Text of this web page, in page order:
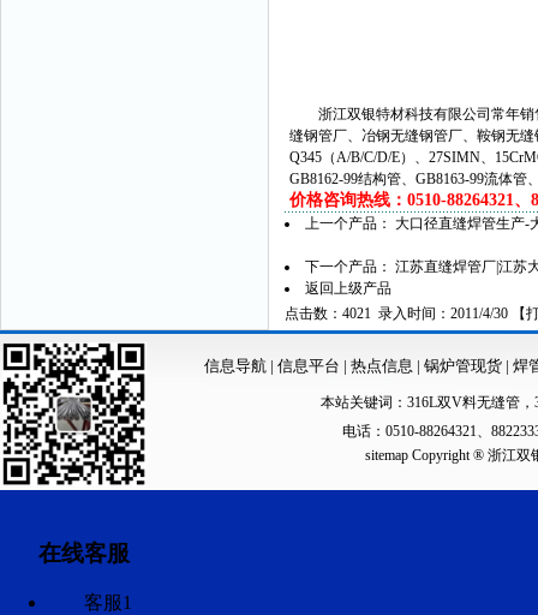
浙江双银特材科技有限公司常年销
缝钢管厂、冶钢无缝钢管厂、鞍钢无
Q345（A/B/C/D/E）、27SIMN、
GB8162-99结构管、GB8163-99流体
价格咨询热线：0510-88264321、
上一个产品： 大口径直缝焊管生产-
下一个产品： 江苏直缝焊管厂|江苏
返回上级产品
点击数：4021 录入时间：2011/4/30 【
信息导航| 信息平台 | 热点信息 | 锅炉管现货 | 焊
本站关键词： 316L双V料无缝管 ，
电话：0510-88264321、
sitemapCopyright ® 浙江双
在线客服
客服1